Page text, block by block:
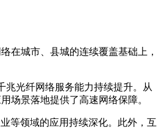
在城市、县城的连续覆盖基础上，
光纤网络服务能力持续提升。从
场景落地提供了高速网络保障。
等领域的应用持续深化。此外，互